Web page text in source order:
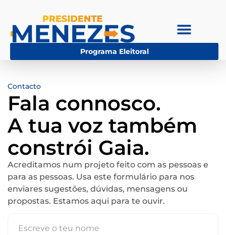
Programa Eleitoral
Contacto
Fala connosco.
A tua voz também
constrói Gaia.
Acreditamos num projeto feito com as pessoas e
para as pessoas. Usa este formulário para nos
enviares sugestões, dúvidas, mensagens ou
propostas. Estamos aqui para te ouvir.